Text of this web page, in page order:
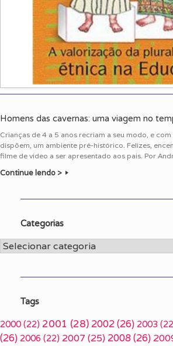
Homens das cavernas: uma viagem no
Crianças de 4 a 5 anos recriam a seu modo, e
dispõem, um ambiente pré-histórico. Felizes,
filme de vídeo a ser apresentado aos pais. Por
Continue lendo >
Categorias
Categorias
Tags
2000 (22) 2001 (28) 2002(26) 2003
(26) 2006 (22) 2007 (25) 2008(26)